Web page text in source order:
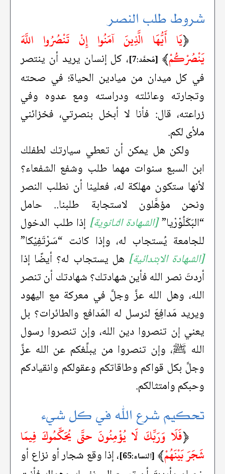
شروط طلب النصر
﴿يَا أَيُّهَا الَّذِينَ آمَنُوا إِنْ تَنْصُرُوا اللَّهَ
يَنْصُرْكُمْ﴾ [مُحمَّد:7]
، كل إنسان يريد أن ينتصر
في كل ميدان من ميادين الحياة؛ في صحته
وتجارته وعائلته ودراسته ومع عدوه وفي
زراعته، قال: فأنا لا أبخل بنصرتي، فخزائني
ملأى لكم.
ولكن هل يمكن أن تعطي سيارتك لطفلك
ابن السبع سنوات مهما طلب وشفع الشفعاء؟
لأنها ستكون مهلكة له، فعلينا أن نطلب النصر
ونحن مؤهَّلون لاستجابة طلبنا.. حامل
“البَكَلُوْرْيا”[الشهادة الثانوية] إذا طلب الدخول
للجامعة يُستجاب له، وإذا كانت “سَرْتَفِيْكا”
[الشهادة الابتدائية] هل يستجاب له؟ أيضًا إذا
أردتَ نصر الله فأين شهادتك؟ شهادتك أن تنصر
الله، وهل الله عزَّ وجلَّ في معركة مع اليهود
ويريد مَدافِعَ لنرسل له المَدافع والطائرات؟ بل
يعني إن تنصروا دين الله، وإن تنصروا رسول
الله ﷺ، وإن تنصروا من يبلِّغكم عن الله عزَّ
وجلَّ بكل قواكم وطاقاتكم وعقولكم وانقيادكم
وحبكم وامتثالكم.
تحكيم شرع الله في كل شيء
﴿فَلَا وَرَبِّكَ لَا يُؤْمِنُونَ حتَّى يُحَكِّمُوكَ فِيمَا
شَجَرَ بَيْنَهُمْ﴾ [النساء:65]
، إذا وقع شجار أو نزاع أو